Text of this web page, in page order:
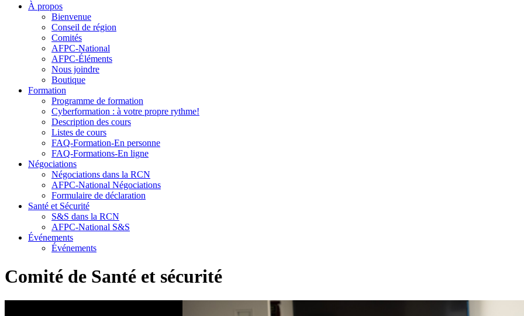
À propos
Bienvenue
Conseil de région
Comités
AFPC-National
AFPC-Éléments
Nous joindre
Boutique
Formation
Programme de formation
Cyberformation : à votre propre rythme!
Description des cours
Listes de cours
FAQ-Formation-En personne
FAQ-Formations-En ligne
Négociations
Négociations dans la RCN
AFPC-National Négociations
Formulaire de déclaration
Santé et Sécurité
S&S dans la RCN
AFPC-National S&S
Événements
Événements
Comité de Santé et sécurité